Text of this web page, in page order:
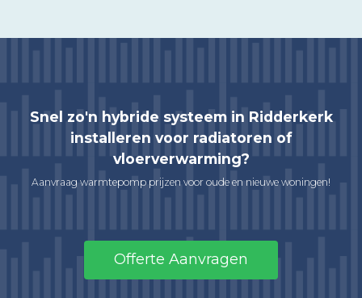
Snel zo'n hybride systeem in Ridderkerk
installeren voor radiatoren of
vloerverwarming?
Aanvraag warmtepomp prijzen voor oude en nieuwe woningen!
Offerte Aanvragen